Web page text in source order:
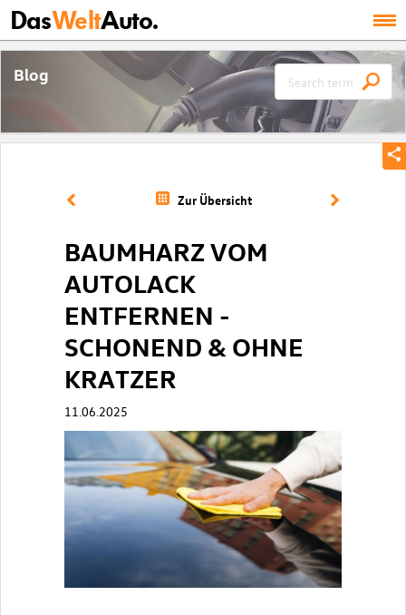
DasWeltAuto.
Blog
Zur Übersicht
BAUMHARZ VOM
AUTOLACK
ENTFERNEN -
SCHONEND & OHNE
KRATZER
11.06.2025